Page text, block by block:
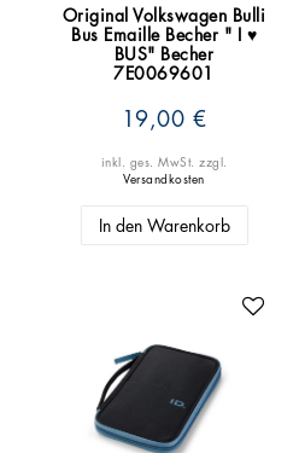
Original Volkswagen Bulli
Bus Emaille Becher " I ♥
BUS" Becher
7E0069601
19,00 €
inkl. ges. MwSt. zzgl.
Versandkosten
In den Warenkorb